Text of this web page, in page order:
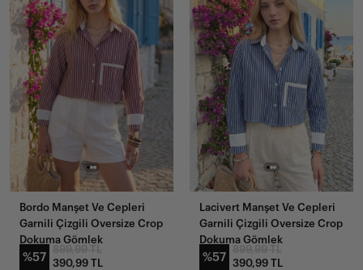
Bordo Manşet Ve Cepleri
Garnili Çizgili Oversize Crop
Dokuma Gömlek
%57
390,99 TL
Lacivert Manşet Ve Cepleri
Garnili Çizgili Oversize Crop
Dokuma Gömlek
%57
390,99 TL